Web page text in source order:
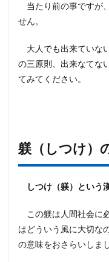
当たり前の事ですが
せん。
大人でも出来ていな
の三原則、出来なてな
てみてください。
躾（しつけ）
しつけ（躾）という
この躾は人間社会に
はどういう風に大切な
の意味をおさらいしま